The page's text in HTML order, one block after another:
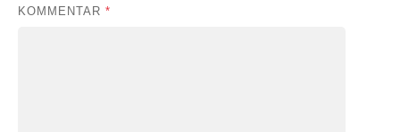
KOMMENTAR *